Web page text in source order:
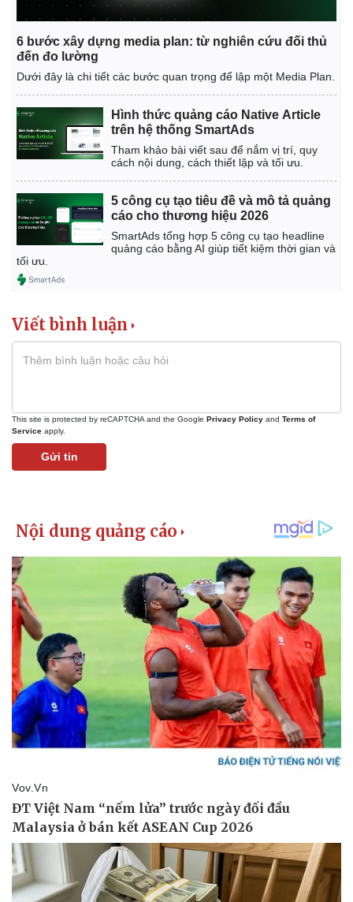
Pháp luật
Vụ án
Tin nóng
Tư vấn luật
Quân sự - Quốc phòng
Vũ khí
Việt Nam
Phân tích
6 bước xây dựng media plan: từ nghiên cứu đối thủ
đến đo lường
Dưới đây là chi tiết các bước quan trọng để lập một Media Plan.
Hình thức quảng cáo Native Article
trên hệ thống SmartAds
Tham khảo bài viết sau để nắm vị trí, quy
cách nội dung, cách thiết lập và tối ưu.
5 công cụ tạo tiêu đề và mô tả quảng
cáo cho thương hiệu 2026
SmartAds tổng hợp 5 công cụ tạo headline
quảng cáo bằng AI giúp tiết kiệm thời gian và
tối ưu.
Viết bình luận
This site is protected by reCAPTCHA and the Google Privacy Policy and Terms of
Service apply.
Gửi tin